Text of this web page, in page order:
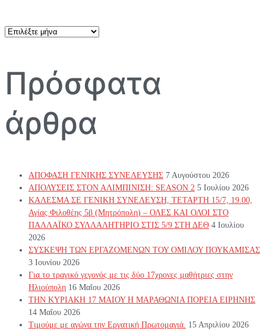
Αρχείο
Πρόσφατα
άρθρα
ΑΠΟΦΑΣΗ ΓΕΝΙΚΗΣ ΣΥΝΕΛΕΥΣΗΣ 7 Αυγούστου 2026
ΑΠΟΛΥΣΕΙΣ ΣΤΟΝ ΑΛΙΜΠΙΝΙΣΗ: SEASON 2 5 Ιουλίου 2026
ΚΑΛΕΣΜΑ ΣΕ ΓΕΝΙΚΗ ΣΥΝΕΛΕΥΣΗ, ΤΕΤΑΡΤΗ 15/7, 19.00,
Αγίας Φιλοθέης 5β (Μητρόπολη) – ΟΛΕΣ ΚΑΙ ΟΛΟΙ ΣΤΟ
ΠΑΛΛΑΪΚΟ ΣΥΛΛΑΛΗΤΗΡΙΟ ΣΤΙΣ 5/9 ΣΤΗ ΔΕΘ 4 Ιουλίου
2026
ΣΥΣΚΕΨΗ ΤΩΝ ΕΡΓΑΖΟΜΕΝΩΝ ΤΟΥ ΟΜΙΛΟΥ ΠΟΥΚΑΜΙΣΑΣ
3 Ιουνίου 2026
Για το τραγικό γεγονός με τις δύο 17χρονες μαθήτριες στην
Ηλιούπολη 16 Μαΐου 2026
ΤΗΝ ΚΥΡΙΑΚΗ 17 ΜΑΙΟΥ Η ΜΑΡΑΘΩΝΙΑ ΠΟΡΕΙΑ ΕΙΡΗΝΗΣ
14 Μαΐου 2026
Τιμούμε με αγώνα την Εργατική Πρωτομαγιά. 15 Απριλίου 2026